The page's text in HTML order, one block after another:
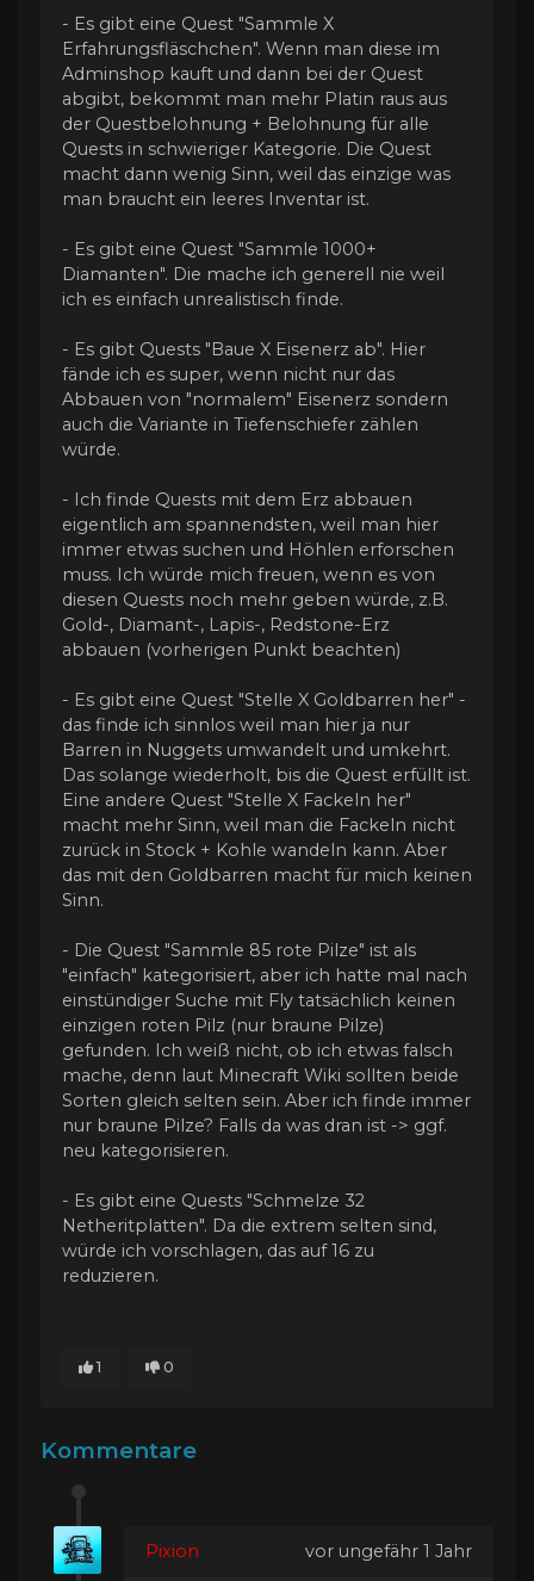
- Es gibt eine Quest "Sammle X
Erfahrungsfläschchen". Wenn man diese im
Adminshop kauft und dann bei der Quest
abgibt, bekommt man mehr Platin raus aus
der Questbelohnung + Belohnung für alle
Quests in schwieriger Kategorie. Die Quest
macht dann wenig Sinn, weil das einzige was
man braucht ein leeres Inventar ist.
- Es gibt eine Quest "Sammle 1000+
Diamanten". Die mache ich generell nie weil
ich es einfach unrealistisch finde.
- Es gibt Quests "Baue X Eisenerz ab". Hier
fände ich es super, wenn nicht nur das
Abbauen von "normalem" Eisenerz sondern
auch die Variante in Tiefenschiefer zählen
würde.
- Ich finde Quests mit dem Erz abbauen
eigentlich am spannendsten, weil man hier
immer etwas suchen und Höhlen erforschen
muss. Ich würde mich freuen, wenn es von
diesen Quests noch mehr geben würde, z.B.
Gold-, Diamant-, Lapis-, Redstone-Erz
abbauen (vorherigen Punkt beachten)
- Es gibt eine Quest "Stelle X Goldbarren her" -
das finde ich sinnlos weil man hier ja nur
Barren in Nuggets umwandelt und umkehrt.
Das solange wiederholt, bis die Quest erfüllt ist.
Eine andere Quest "Stelle X Fackeln her"
macht mehr Sinn, weil man die Fackeln nicht
zurück in Stock + Kohle wandeln kann. Aber
das mit den Goldbarren macht für mich keinen
Sinn.
- Die Quest "Sammle 85 rote Pilze" ist als
"einfach" kategorisiert, aber ich hatte mal nach
einstündiger Suche mit Fly tatsächlich keinen
einzigen roten Pilz (nur braune Pilze)
gefunden. Ich weiß nicht, ob ich etwas falsch
mache, denn laut Minecraft Wiki sollten beide
Sorten gleich selten sein. Aber ich finde immer
nur braune Pilze? Falls da was dran ist -> ggf.
neu kategorisieren.
- Es gibt eine Quests "Schmelze 32
Netheritplatten". Da die extrem selten sind,
würde ich vorschlagen, das auf 16 zu
reduzieren.
1 0
Kommentare
Pixion vor ungefähr 1 Jahr